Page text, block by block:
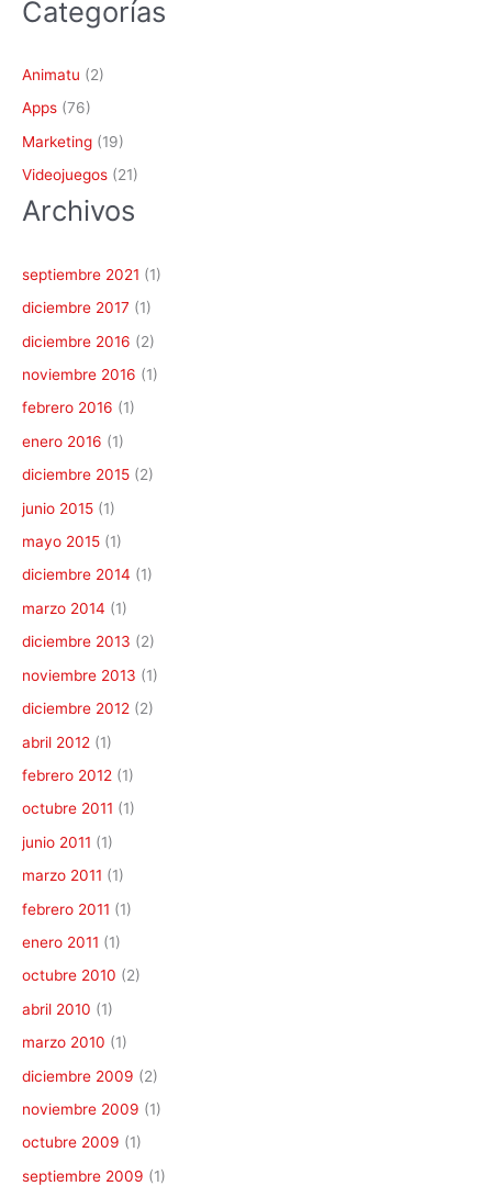
Categorías
Animatu (2)
Apps (76)
Marketing (19)
Videojuegos (21)
Archivos
septiembre 2021 (1)
diciembre 2017 (1)
diciembre 2016 (2)
noviembre 2016 (1)
febrero 2016 (1)
enero 2016 (1)
diciembre 2015 (2)
junio 2015 (1)
mayo 2015 (1)
diciembre 2014 (1)
marzo 2014 (1)
diciembre 2013 (2)
noviembre 2013 (1)
diciembre 2012 (2)
abril 2012 (1)
febrero 2012 (1)
octubre 2011 (1)
junio 2011 (1)
marzo 2011 (1)
febrero 2011 (1)
enero 2011 (1)
octubre 2010 (2)
abril 2010 (1)
marzo 2010 (1)
diciembre 2009 (2)
noviembre 2009 (1)
octubre 2009 (1)
septiembre 2009 (1)